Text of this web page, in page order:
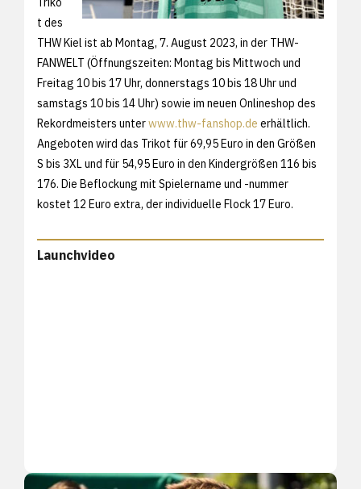
t des
THW Kiel ist ab Montag, 7. August 2023, in der THW-
FANWELT (Öffnungszeiten: Montag bis Mittwoch und
Freitag 10 bis 17 Uhr, donnerstags 10 bis 18 Uhr und
samstags 10 bis 14 Uhr) sowie im neuen Onlineshop des
Rekordmeisters unterwww.thw-fanshop.de erhältlich.
Angeboten wird das Trikot für 69,95 Euro in den Größen
S bis 3XL und für 54,95 Euro in den Kindergrößen 116 bis
176. Die Beflockung mit Spielername und -nummer
kostet 12 Euro extra, der individuelle Flock 17 Euro.
Launchvideo